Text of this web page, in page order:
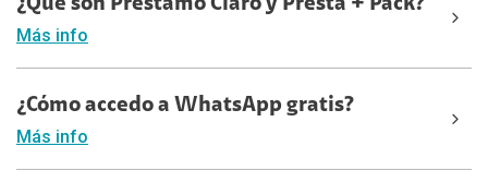
¿Qué son Préstamo Claro y Presta + Pack?
Más info
¿Cómo accedo a WhatsApp gratis?
Más info